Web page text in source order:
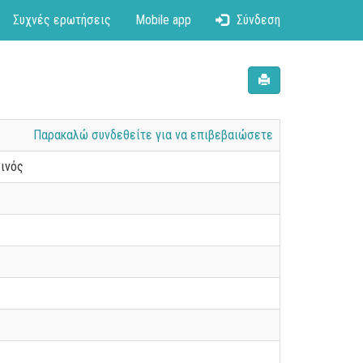
Συχνές ερωτήσεις Mobile app Σύνδεση
Παρακαλώ συνδεθείτε για να επιβεβαιώσετε